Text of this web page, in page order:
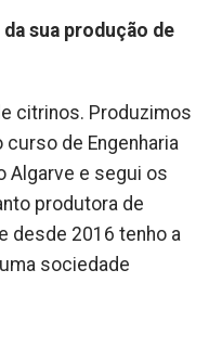
sua produção de
citrinos. Produzimos
de Engenharia
Algarve e segui os
produtora de
desde 2016 tenho a
sociedade